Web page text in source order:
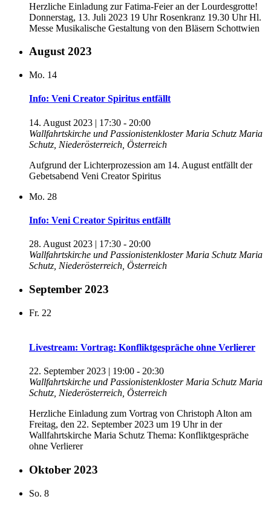
Herzliche Einladung zur Fatima-Feier an der Lourdesgrotte!
Donnerstag, 13. Juli 2023 19 Uhr Rosenkranz 19.30 Uhr Hl.
Messe Musikalische Gestaltung von den Bläsern Schottwien
August 2023
Mo. 14
Info: Veni Creator Spiritus entfällt
14. August 2023 | 17:30 - 20:00
Wallfahrtskirche und Passionistenkloster Maria Schutz Maria
Schutz, Niederösterreich, Österreich
Aufgrund der Lichterprozession am 14. August entfällt der
Gebetsabend Veni Creator Spiritus
Mo. 28
Info: Veni Creator Spiritus entfällt
28. August 2023 | 17:30 - 20:00
Wallfahrtskirche und Passionistenkloster Maria Schutz Maria
Schutz, Niederösterreich, Österreich
September 2023
Fr. 22
Livestream: Vortrag: Konfliktgespräche ohne Verlierer
22. September 2023 | 19:00 - 20:30
Wallfahrtskirche und Passionistenkloster Maria Schutz Maria
Schutz, Niederösterreich, Österreich
Herzliche Einladung zum Vortrag von Christoph Alton am
Freitag, den 22. September 2023 um 19 Uhr in der
Wallfahrtskirche Maria Schutz Thema: Konfliktgespräche
ohne Verlierer
Oktober 2023
So. 8